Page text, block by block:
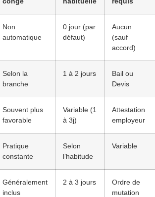
Non
automatique
0 jour (par
défaut)
Aucun
(sauf
accord)
Selon la
branche
1 à 2 jours
Bail ou
Devis
Souvent plus
favorable
Variable (1
à 3j)
Attestation
employeur
Pratique
constante
Selon
l’habitude
Variable
Généralement
inclus
2 à 3 jours
Ordre de
mutation